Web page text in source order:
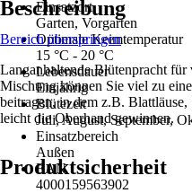
Einsatzort
Garten, Vorgarten
Optimale Keimtemperatur
15 °C - 20 °C
Lebensdauer
Einjährig
Blütezeit
Juli, August, September,
Einsatzbereich
Außen
EAN
4000159563902
Beschreibung
Bereich überspringen
Langanhaltende Blütenpracht
Mischung können Sie viel zu
beitragen, in dem z.B.
leicht die Oberhand gewinnen.
Produktsicherheit